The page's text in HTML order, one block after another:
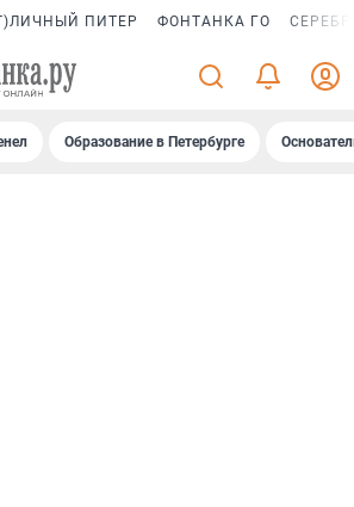
ПИТЕР ФОНТАНКА ГО
Образование в Петербурге